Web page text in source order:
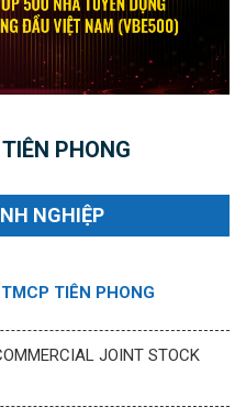
PHONG
NGHIỆP
TIÊN PHONG
JOINT STOCK